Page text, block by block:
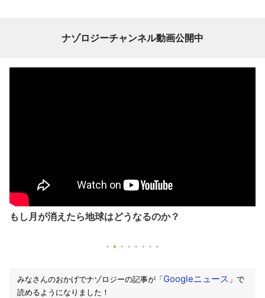
ナゾロジーチャンネル動画公開中
弾丸と同じ速度の電車内で拳銃を撃ったら「電車の外」か
みなさんのおかげでナゾロジーの記事が「Googleニュース 」で
読めるようになりました！